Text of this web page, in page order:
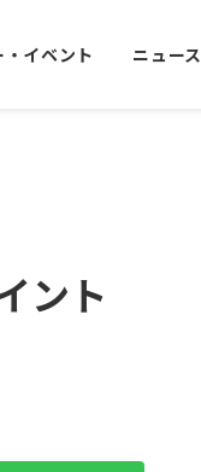
イベント ニュース
ント